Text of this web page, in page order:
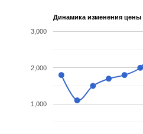
Динамика изменения цены
1,000
2,000
3,000